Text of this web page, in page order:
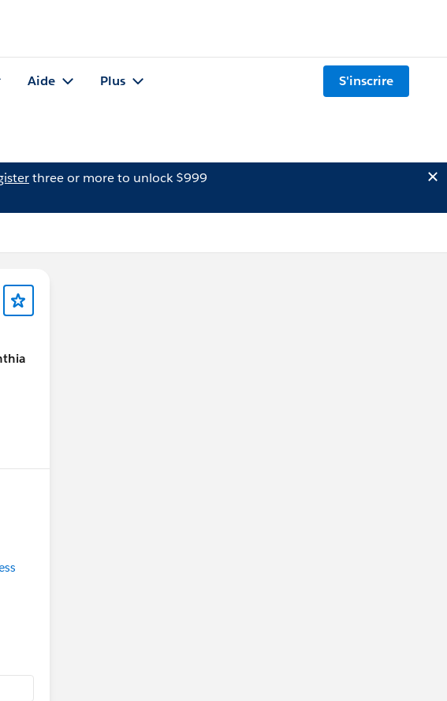
Aide Plus S'inscrire
three or more to unlock $999